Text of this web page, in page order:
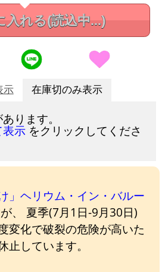
入れる(読込中...)
示 在庫切のみ表示
ります。
表示 をクリックしてくださ
」ヘリウム・イン・バルー
、 夏季(7月1日-9月30日)
変化で破裂の危険が高いた
止しています。